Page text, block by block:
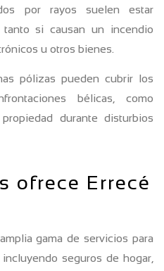
por rayos suelen estar
si causan un incendio
u otros bienes.
pólizas pueden cubrir los
bélicas, como
durante disturbios
ofrece Errecé
gama de servicios para
seguros de hogar,